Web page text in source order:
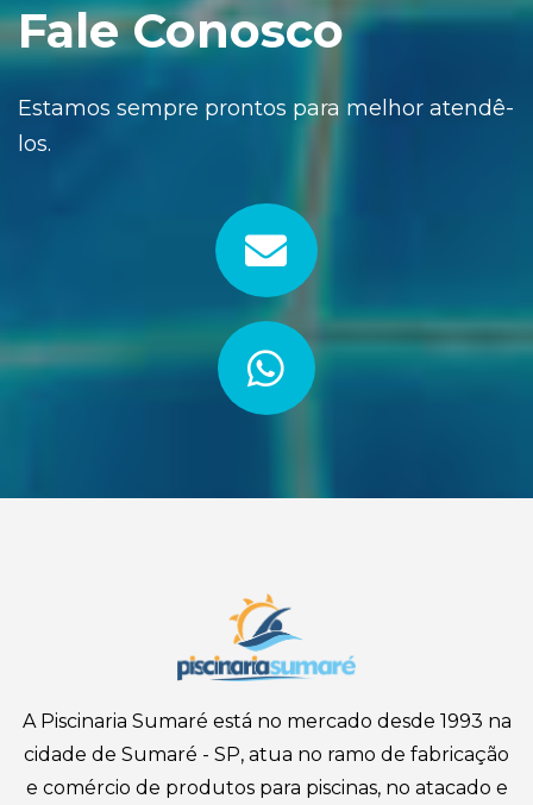
Fale Conosco
Estamos sempre prontos para melhor atendê-
los.
A Piscinaria Sumaré está no mercado desde 1993 na
cidade de Sumaré - SP, atua no ramo de fabricação
e comércio de produtos para piscinas, no atacado e